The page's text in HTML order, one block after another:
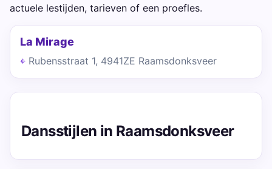
actuele lestijden, tarieven of een proefles.
La Mirage
Rubensstraat 1, 4941ZE Raamsdonksveer
Dansstijlen in Raamsdonksveer